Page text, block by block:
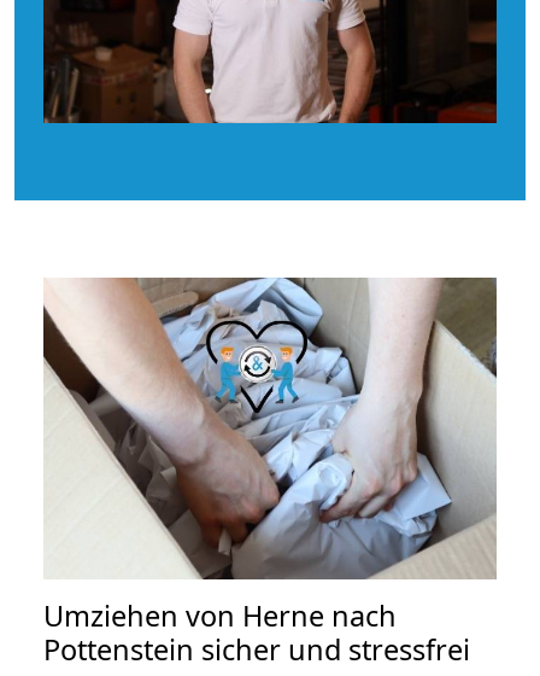
Umziehen von Herne nach
Pottenstein sicher und stressfrei